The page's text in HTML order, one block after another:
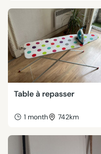
Table à repasser
1 month 742km